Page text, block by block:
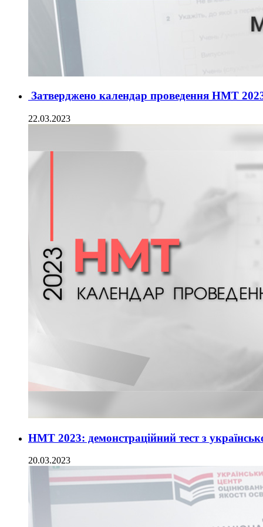
Затверджено календар проведення НМТ
22.03.2023
НМТ 2023: демонстраційний тест з
20.03.2023